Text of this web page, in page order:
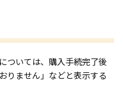
ついては、購入手続完了後
りません」などと表示する